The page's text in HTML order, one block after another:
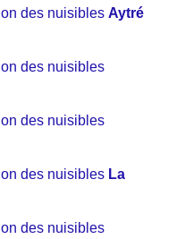
des nuisiblesAytré
des nuisibles
des nuisibles
des nuisibles La
des nuisibles